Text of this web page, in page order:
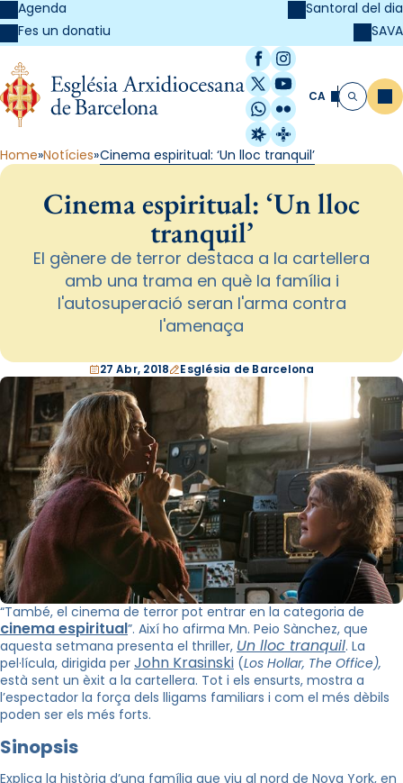
Agenda
Fes un donatiu
Santoral del dia
SAVA
Facebook
Instagram
X / Twitter
YouTube
WhatsApp
Flickr
Radio Estel
Catalunya
CA Cerca
Home Notícies Cinema espiritual: ‘Un lloc tranquil’
Cinema espiritual: ‘Un lloc
tranquil’
El gènere de terror destaca a la cartellera
amb una trama en què la família i
l'autosuperació seran l'arma contra
l'amenaça
27 Abr, 2018 Església de Barcelona
“També, el cinema de terror pot entrar en la categoria de
cinema espiritual”. Així ho afirma Mn. Peio Sànchez, que
aquesta setmana presenta el thriller, Un lloc tranquil. La
pel·lícula, dirigida per John Krasinski (Los Hollar, The Office),
està sent un èxit a la cartellera. Tot i els ensurts, mostra a
l’espectador la força dels lligams familiars i com el més dèbils
poden ser els més forts.
Sinopsis
Explica la història d’una família que viu al nord de Nova York, en